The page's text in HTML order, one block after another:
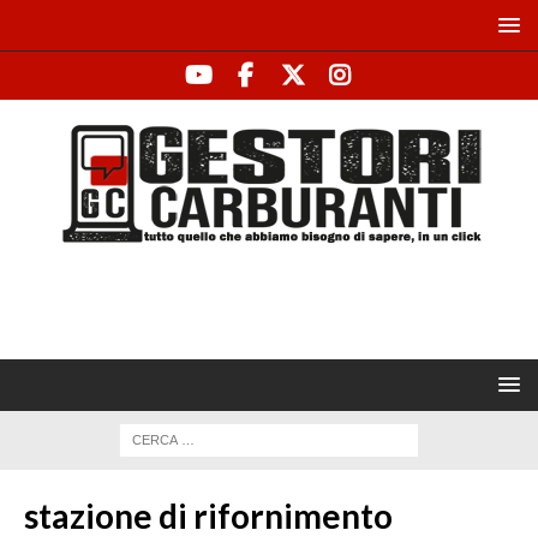
stazione di rifornimento